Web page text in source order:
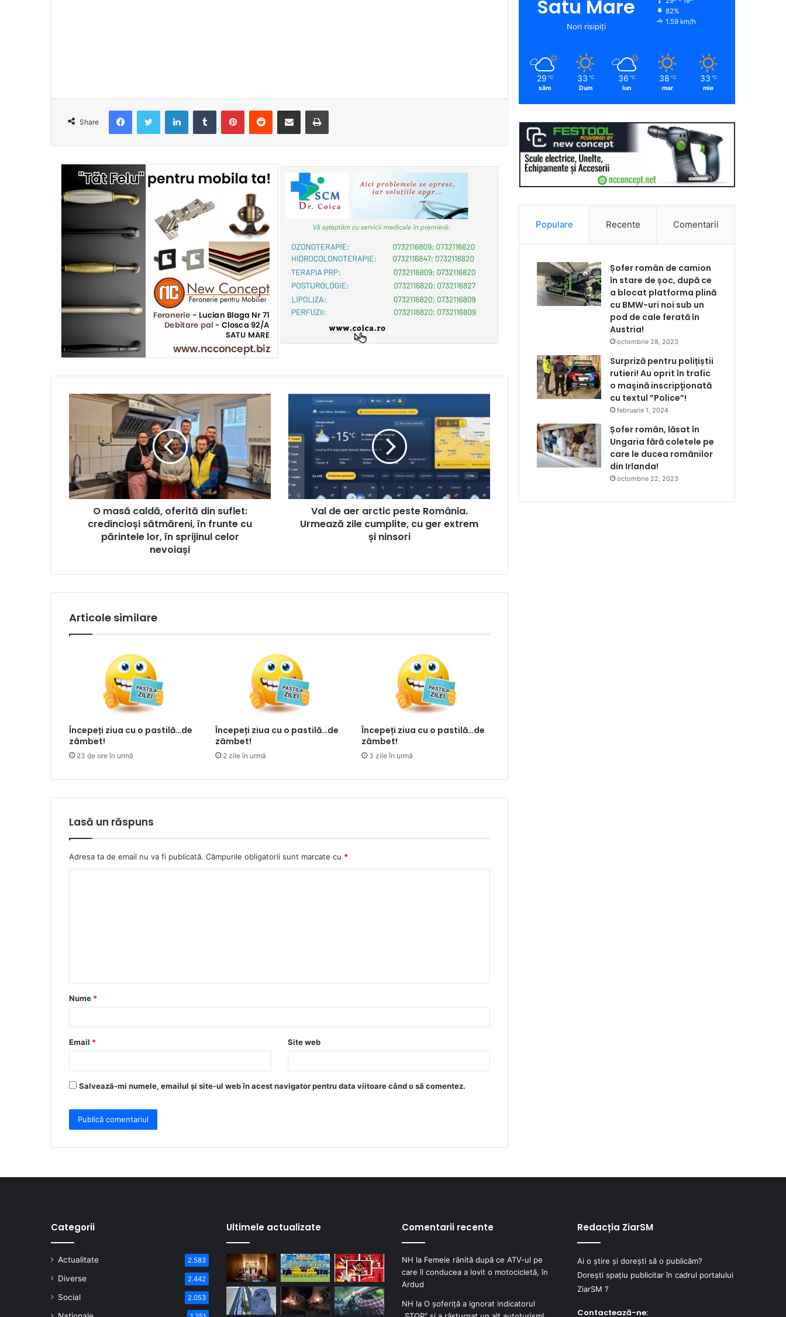
Share
FacebookTwitter LinkedInTumblr PinterestReddit Share via Email Print
O masă caldă, oferită din suflet:
credincioși sătmăreni, în frunte cu
părintele lor, în sprijinul celor
nevoiași
Val de aer arctic peste România.
Urmează zile cumplite, cu ger extrem
și ninsori
Articole similare
Începeți ziua cu o pastilă…de
zâmbet!
23 de ore în urmă
Începeți ziua cu o pastilă…de
zâmbet!
2 zile în urmă
Începeți ziua cu o pastilă…de
zâmbet!
3 zile în urmă
Lasă un răspuns
Adresa ta de email nu va fi publicată. Câmpurile obligatorii sunt marcate cu *
a
r
*
Nume *
Email * Site web
Salvează-mi numele, emailul și site-ul web în acest navigator pentru data viitoare când o să comentez.
Satu Mare
Nori risipiți
82%
1.59 km/h
29 ℃
sâm
33 ℃
Dum
36 ℃
lun
38 ℃
mar
33 ℃
mie
Populare Recente Comentarii
Șofer român de camion
în stare de șoc, după ce
a blocat platforma plină
cu BMW-uri noi sub un
pod de cale ferată în
Austria!
octombrie 28, 2023
Surpriză pentru polițiștii
rutieri! Au oprit în trafic
o maşină inscripţionată
cu textul ”Police”!
februarie 1, 2024
Șofer român, lăsat în
Ungaria fără coletele pe
care le ducea românilor
din Irlanda!
octombrie 22, 2023
Categorii
Actualitate 2.583
Diverse 2.442
Social 2.053
Ultimele actualizate Comentarii recente
NH la Femeie rănită după ce ATV-ul pe
care îl conducea a lovit o motocicletă, în
Ardud
NH la O șoferiță a ignorat indicatorul
Redacția ZiarSM
Ai o știre și dorești să o publicăm?
Dorești spațiu publicitar în cadrul portalului
ZiarSM ?
Contactează-ne: